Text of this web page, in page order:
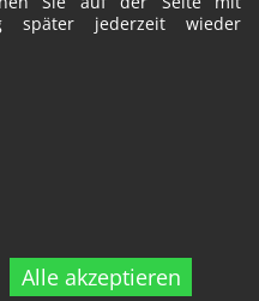
später jederzeit wieder
Alle akzeptieren